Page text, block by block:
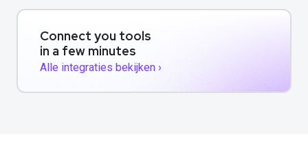
Connect you tools
in a few minutes
Alle integraties bekijken ›